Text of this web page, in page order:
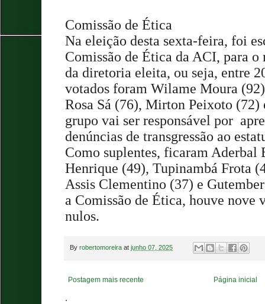
Comissão de Ética
Na eleição desta sexta-feira, foi
Comissão de Ética da ACI, para
da diretoria eleita, ou seja, entre
votados foram Wilame Moura
Rosa Sá (76), Mirton Peixoto (72)
grupo vai ser responsável por
denúncias de transgressão ao
Como suplentes, ficaram Aderbal
Henrique (49), Tupinambá Frota
Assis Clementino (37) e
a Comissão de Ética, houve nove
nulos.
By robertomoreira at junho 07, 2025
Postagem mais recente Página inicial
.